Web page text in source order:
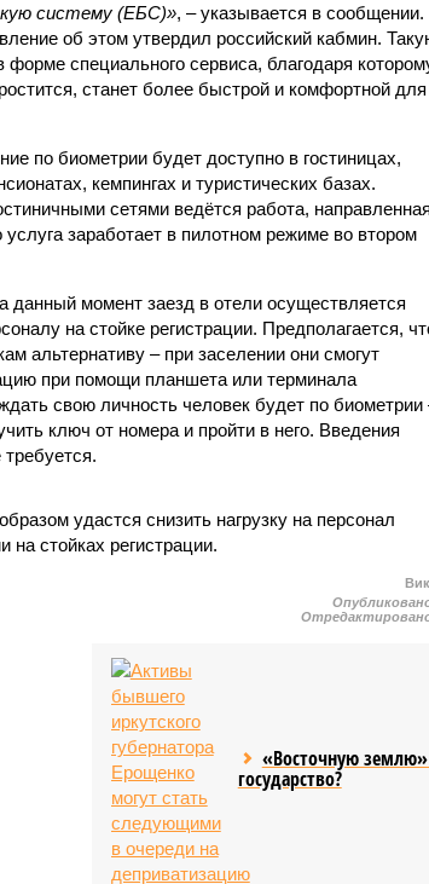
систему (ЕБС)», – указывается в сообщении.
об этом утвердил российский кабмин.
специального сервиса, благодаря
станет более быстрой и комфортной для
по биометрии будет доступно в гостиницах,
кемпингах и туристических базах.
сетями ведётся работа, направленная
заработает в пилотном режиме во втором
данный момент заезд в отели осуществляется
на стойке регистрации. Предполагается,
альтернативу – при заселении они смогут
при помощи планшета или терминала
свою личность человек будет по биометрии
ключ от номера и пройти в него. Введения
удастся снизить нагрузку на персонал
стойках регистрации.
«Восточную землю»
государство?